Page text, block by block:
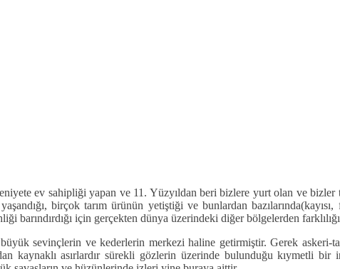
ev sahipliği yapan ve 11. Yüzyıldan beri bizlere yurt olan ve bizler
birçok tarım ürünün yetiştiği ve bunlardan
barındırdığı için gerçekten dünya üzerindeki diğer bölgelerden
sevinçlerin ve kederlerin merkezi haline getirmiştir. Gerek askeri-
kaynaklı asırlardır sürekli gözlerin üzerinde bulunduğu